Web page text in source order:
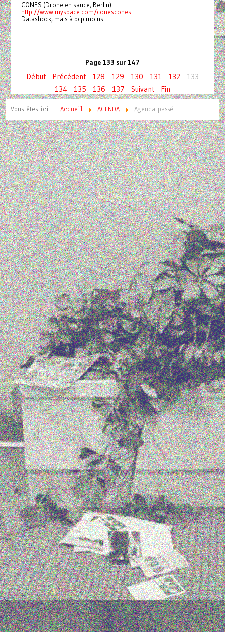
CONES (Drone en sauce, Berlin)
http://www.myspace.com/conescones
Datashock, mais à bcp moins.
Page 133 sur 147
Début Précédent 128 129 130 131 132
133
134
135 136 137 Suivant Fin
Vous êtes ici : Accueil AGENDA Agenda passé